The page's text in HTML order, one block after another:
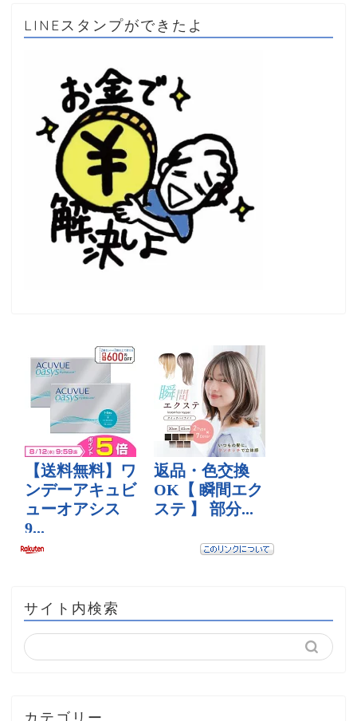
LINEスタンプができたよ
サイト内検索
カテゴリー